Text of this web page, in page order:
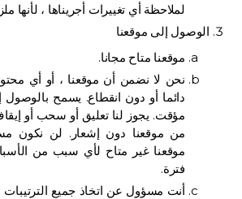
لملاحظة أي تغييرات أجريناها ، لأنها
الوصول إلى موقعنا
موقعنا متاح مجانا.
نحن لا نضمن أن موقعنا ، أو أي
دائما أو دون انقطاع. يسمح
مؤقت. يجوز لنا تعليق أو سحب أو
من موقعنا دون إشعار. لن نكون
موقعنا غير متاح لأي سبب من
فترة.
أنت مسؤول عن اتخاذ جميع